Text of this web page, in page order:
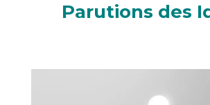
Parutions des